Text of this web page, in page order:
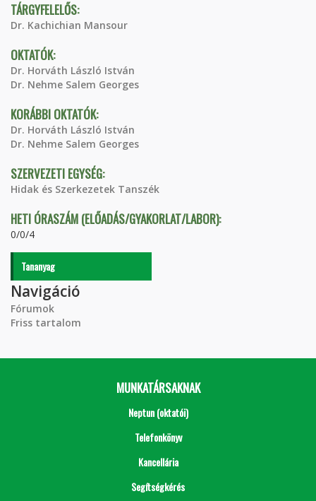
TÁRGYFELELŐS:
Dr. Kachichian Mansour
OKTATÓK:
Dr. Horváth László István
Dr. Nehme Salem Georges
KORÁBBI OKTATÓK:
Dr. Horváth László István
Dr. Nehme Salem Georges
SZERVEZETI EGYSÉG:
Hidak és Szerkezetek Tanszék
HETI ÓRASZÁM (ELŐADÁS/GYAKORLAT/LABOR):
0/0/4
Tananyag
Navigáció
Fórumok
Friss tartalom
MUNKATÁRSAKNAK
Neptun (oktatói)
Telefonkönyv
Kancellária
Segítségkérés